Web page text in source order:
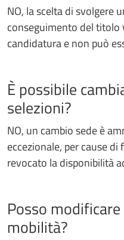
NO, la scelta di svolgere
conseguimento del
candidatura e non può
È possibile
selezioni?
NO, un cambio sede è
eccezionale, per cause di
revocato la disponibilità
Posso
mobilità?